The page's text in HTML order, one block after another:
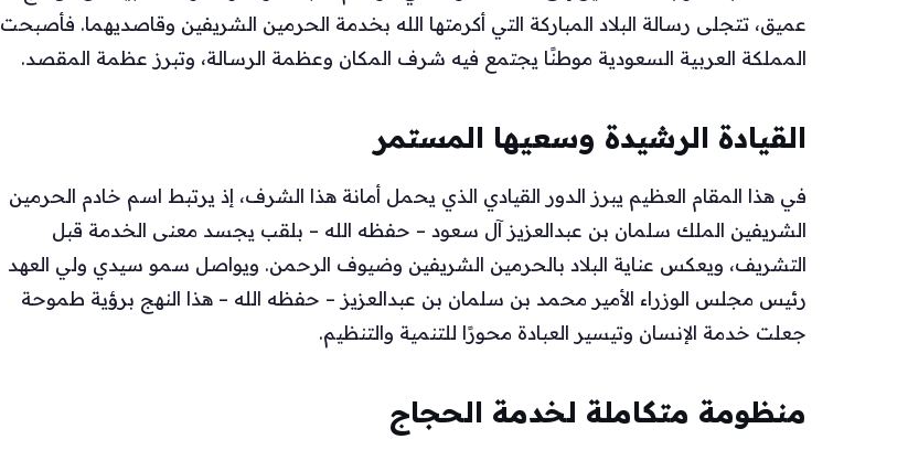
عميق، تتجلى رسالة البلاد المباركة التي أكرمتها الله بخدمة الحرمين الشريفين وقاصديهما. فأصبحت
المملكة العربية السعودية موطنًا يجتمع فيه شرف المكان وعظمة الرسالة، وتبرز عظمة المقصد.
القيادة الرشيدة وسعيها المستمر
في هذا المقام العظيم يبرز الدور القيادي الذي يحمل أمانة هذا الشرف، إذ يرتبط اسم خادم الحرمين
الشريفين الملك سلمان بن عبدالعزيز آل سعود – حفظه الله – بلقب يجسد معنى الخدمة قبل
التشريف، ويعكس عناية البلاد بالحرمين الشريفين وضيوف الرحمن. ويواصل سمو سيدي ولي العهد
رئيس مجلس الوزراء الأمير محمد بن سلمان بن عبدالعزيز – حفظه الله – هذا النهج برؤية طموحة
جعلت خدمة الإنسان وتيسير العبادة محورًا للتنمية والتنظيم.
منظومة متكاملة لخدمة الحجاج